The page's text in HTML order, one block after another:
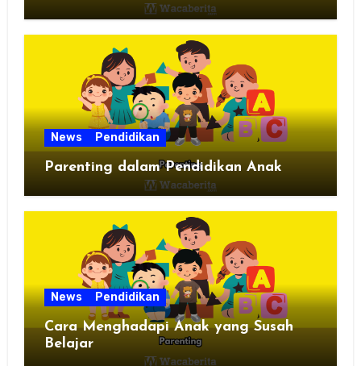
News Pendidikan
Parenting dalam Pendidikan Anak
News Pendidikan
Cara Menghadapi Anak yang Susah
Belajar